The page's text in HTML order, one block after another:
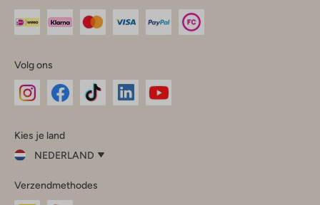
Volg ons
InstagramFacebook
Kies je land
NEDERLAND
je
land
Verzendmethodes